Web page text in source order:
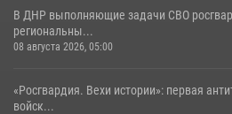
В ДНР выполняющие задачи СВО
региональны...
08 августа 2026, 05:00
«Росгвардия. Вехи истории»: первая
войск...